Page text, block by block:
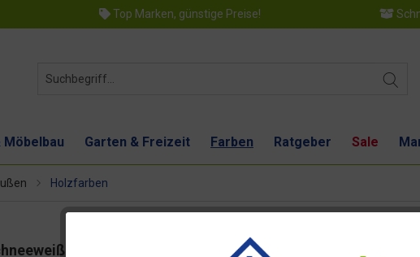
Top Marken, günstige Preise!
Möbelbau Garten & Freizeit Farben Ratgeber Sale
Holzfarben
0,75l